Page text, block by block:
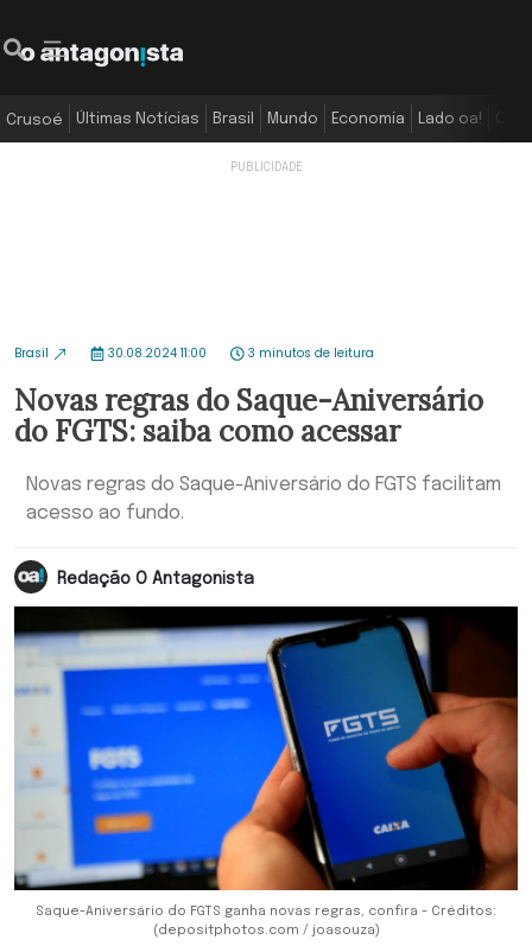
Crusoé Últimas Notícias Brasil Mundo Economia Lado oa!
Brasil 30.08.2024 11:00 3 minutos de leitura
Novas regras do Saque-Aniversário
do FGTS: saiba como acessar
Novas regras do Saque-Aniversário do FGTS facilitam
acesso ao fundo.
Redação O Antagonista
Saque-Aniversário do FGTS ganha novas regras, confira - Créditos:
(depositphotos.com / joasouza)